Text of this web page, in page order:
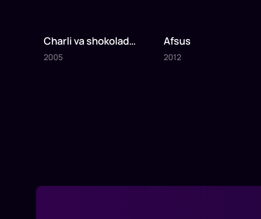
2005
1x75
Charli va shokolad
fabrikasi
2005
2012
1x80
Afsus
2012